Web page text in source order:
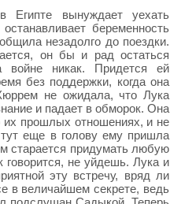
Египте вынуждает уехать
беременность
незадолго до поездки.
он бы и рад остаться
никак. Придется ей
без поддержки, когда она
не ожидала, что Лука
и падает в обморок. Она
их прошлых отношениях, и не
еще в голову ему пришла
старается придумать любую
не уйдешь. Лука и
эту встречу, вряд ли
в величайшем секрете, ведь